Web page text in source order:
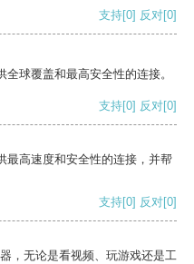
支持[0] 反对[0]
球覆盖和最高安全性的连接。
支持[0] 反对[0]
最高速度和安全性的连接，并帮
支持[0] 反对[0]
，无论是看视频、玩游戏还是工